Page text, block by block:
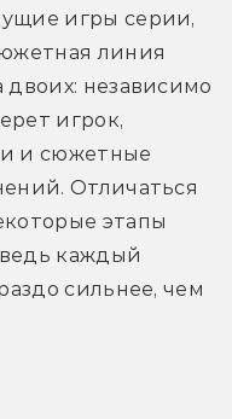
игры серии,
линия
двоих: независимо
игрок,
и сюжетные
Отличаться
этапы
каждый
сильнее, чем